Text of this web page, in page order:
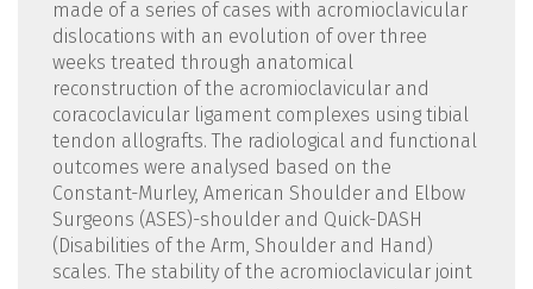
made of a series of cases with acromioclavicular
dislocations with an evolution of over three
weeks treated through anatomical
reconstruction of the acromioclavicular and
coracoclavicular ligament complexes using tibial
tendon allografts. The radiological and functional
outcomes were analysed based on the
Constant-Murley, American Shoulder and Elbow
Surgeons (ASES)-shoulder and Quick-DASH
(Disabilities of the Arm, Shoulder and Hand)
scales. The stability of the acromioclavicular joint